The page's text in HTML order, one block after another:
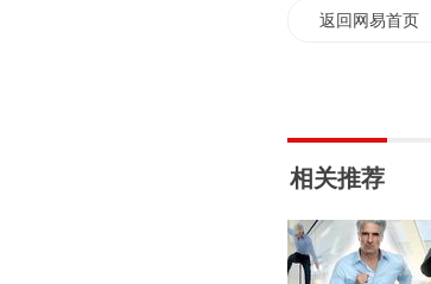
返回网易首页
相关推荐